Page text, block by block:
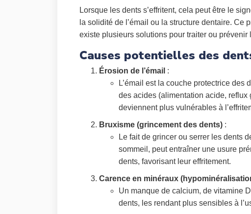
Lorsque les dents s’effritent, cela peut être le
la solidité de l’émail ou la structure dentaire. Ce
existe plusieurs solutions pour traiter ou prévenir
Causes potentielles des
Érosion de l’émail :
L’émail est la couche protectrice
des acides (alimentation acide,
deviennent plus vulnérables à
Bruxisme (grincement des dents) :
Le fait de grincer ou serrer les dents
sommeil, peut entraîner une usure
dents, favorisant leur effritement.
Carence en minéraux
Un manque de calcium, de vitamine
dents, les rendant plus sensibles à